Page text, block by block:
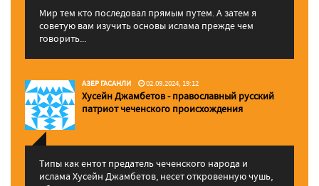
Мир тем кто последовал прямым путем. А затем я
советую вам изучить основы ислама прежде чем
говорить...
АЗЕР ГАСАНЛИ 02.09.2024, 19:12
Хусейн Джамбетов - православный русский
патриот чеченского происхождения
Типы как ентот предатель чеченского народа и
ислама Хусейн Джамбетов, несет откровенную чушь,